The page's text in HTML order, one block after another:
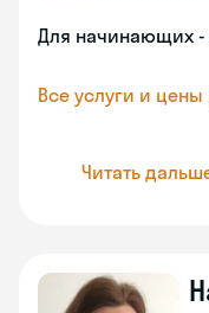
Для начинающих
Все услуги и цены
Читать